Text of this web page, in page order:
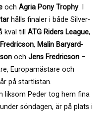
och Agria Pony Trophy. I
hålls finaler i både Silver-
kval till ATG Riders League,
, Malin Baryard-
och Jens Fredricson –
Europamästare och
på startlistan.
liksom Peder tog hem fina
söndagen, är på plats i